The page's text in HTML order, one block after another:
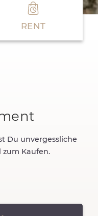
RENT
Du unvergessliche
Kaufen.